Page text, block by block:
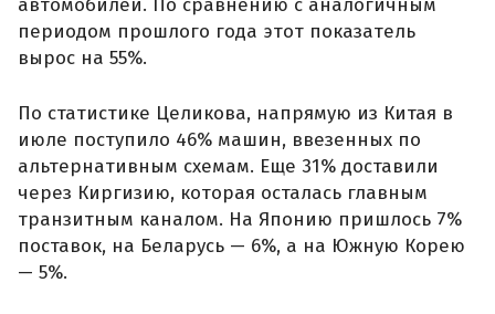
автомобилей. По сравнению с аналогичным
периодом прошлого года этот показатель
вырос на 55%.
По статистике Целикова, напрямую из Китая в
июле поступило 46% машин, ввезенных по
альтернативным схемам. Еще 31% доставили
через Киргизию, которая осталась главным
транзитным каналом. На Японию пришлось 7%
поставок, на Беларусь — 6%, а на Южную Корею
— 5%.